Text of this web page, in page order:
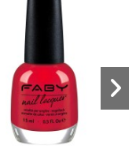
Skyline
14,50 €
Escape from New York
14,50 €